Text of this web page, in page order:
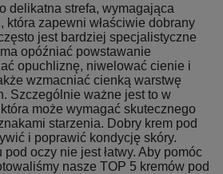
delikatna strefa, wymagająca
zapewni właściwie dobrany
jest bardziej specjalistyczne
opóźniać powstawanie
opuchliznę, niwelować cienie i
wzmacniać cienką warstwę
Szczególnie ważne jest to w
może wymagać skutecznego
starzenia. Dobry krem pod
i poprawić kondycję skóry.
oczy nie jest łatwy. Aby pomóc
nasze TOP 5 kremów pod